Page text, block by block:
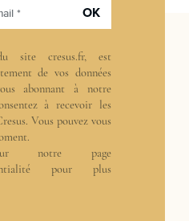
* OK
site cresus.fr, est
de vos données
abonnant à notre
à recevoir les
Vous pouvez vous
sur notre page
pour plus